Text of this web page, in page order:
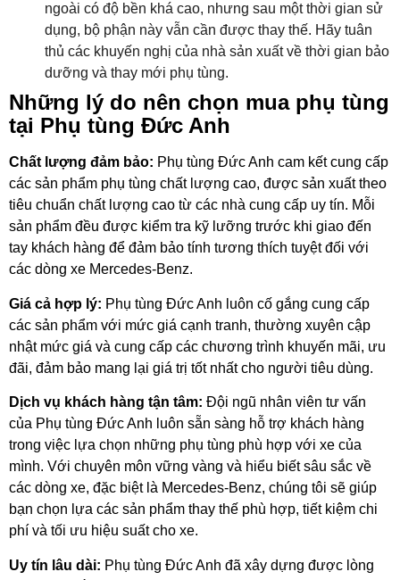
ngoài có độ bền khá cao, nhưng sau một thời gian sử
dụng, bộ phận này vẫn cần được thay thế. Hãy tuân
thủ các khuyến nghị của nhà sản xuất về thời gian bảo
dưỡng và thay mới phụ tùng.
Những lý do nên chọn mua phụ tùng
tại Phụ tùng Đức Anh
Chất lượng đảm bảo: Phụ tùng Đức Anh cam kết cung cấp
các sản phẩm phụ tùng chất lượng cao, được sản xuất theo
tiêu chuẩn chất lượng cao từ các nhà cung cấp uy tín. Mỗi
sản phẩm đều được kiểm tra kỹ lưỡng trước khi giao đến
tay khách hàng để đảm bảo tính tương thích tuyệt đối với
các dòng xe Mercedes-Benz.
Giá cả hợp lý: Phụ tùng Đức Anh luôn cố gắng cung cấp
các sản phẩm với mức giá cạnh tranh, thường xuyên cập
nhật mức giá và cung cấp các chương trình khuyến mãi, ưu
đãi, đảm bảo mang lại giá trị tốt nhất cho người tiêu dùng.
Dịch vụ khách hàng tận tâm: Đội ngũ nhân viên tư vấn
của Phụ tùng Đức Anh luôn sẵn sàng hỗ trợ khách hàng
trong việc lựa chọn những phụ tùng phù hợp với xe của
mình. Với chuyên môn vững vàng và hiểu biết sâu sắc về
các dòng xe, đặc biệt là Mercedes-Benz, chúng tôi sẽ giúp
bạn chọn lựa các sản phẩm thay thế phù hợp, tiết kiệm chi
phí và tối ưu hiệu suất cho xe.
Uy tín lâu dài: Phụ tùng Đức Anh đã xây dựng được lòng